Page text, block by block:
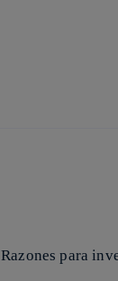
Razones para